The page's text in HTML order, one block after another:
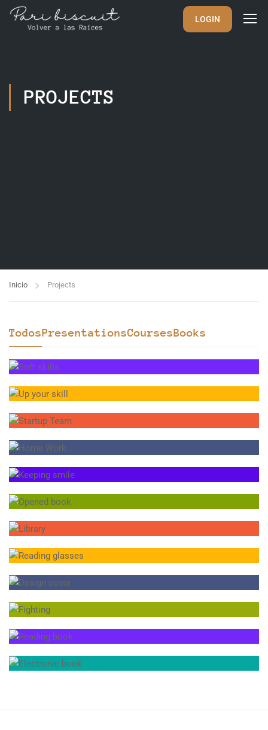
LOGIN
PROJECTS
Inicio Projects
TodosPresentationsCoursesBooks